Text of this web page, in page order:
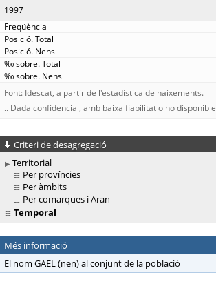
1997
Font: Idescat, a partir de l'estadística de naixements.
.. Dada confidencial, amb baixa fiabilitat o no disponible
Criteri de desagregació
Territorial
Per províncies
Per àmbits
Per comarques i Aran
Temporal
Més informació
El nom GAEL (nen) al conjunt de la població